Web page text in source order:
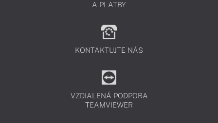
A PLATBY
KONTAKTUJTE NÁS
VZDIALENÁ PODPORA
TEAMVIEWER